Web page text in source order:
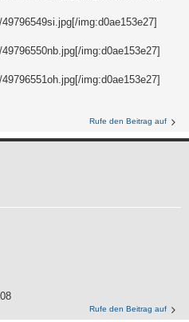
img:d0ae153e27]
img:d0ae153e27]
img:d0ae153e27]
Rufe den Beitrag auf
Rufe den Beitrag auf